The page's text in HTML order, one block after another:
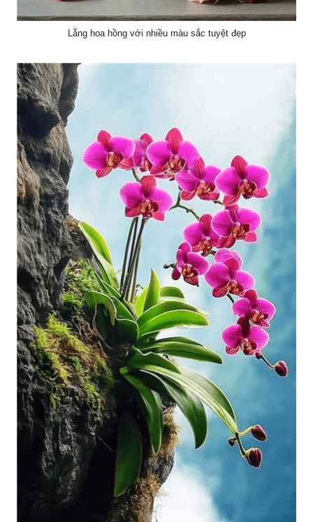
Lẵng hoa hồng với nhiều màu sắc tuyệt đẹp